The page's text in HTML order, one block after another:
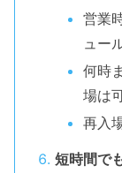
営業
ュー
何時
場は
再入
短時間で